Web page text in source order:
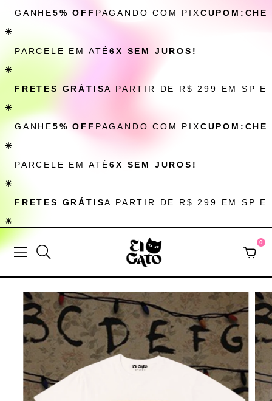
GANHE5% OFF PAGANDO COM PIX
✳
PARCELE EM ATÉ6X SEM JUROS!
✳
FRETES GRÁTISA PARTIR DE R$ 299 EM SP
✳
GANHE5% OFF PAGANDO COM PIX
✳
PARCELE EM ATÉ6X SEM JUROS!
✳
FRETES GRÁTISA PARTIR DE R$ 299 EM SP
✳
0